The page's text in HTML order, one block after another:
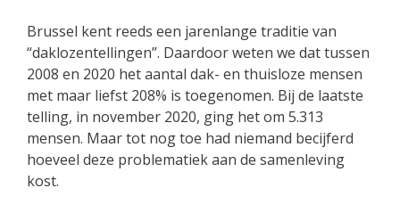
Brussel kent reeds een jarenlange traditie van
“daklozentellingen”. Daardoor weten we dat tussen
2008 en 2020 het aantal dak- en thuisloze mensen
met maar liefst 208% is toegenomen. Bij de laatste
telling, in november 2020, ging het om 5.313
mensen. Maar tot nog toe had niemand becijferd
hoeveel deze problematiek aan de samenleving
kost.